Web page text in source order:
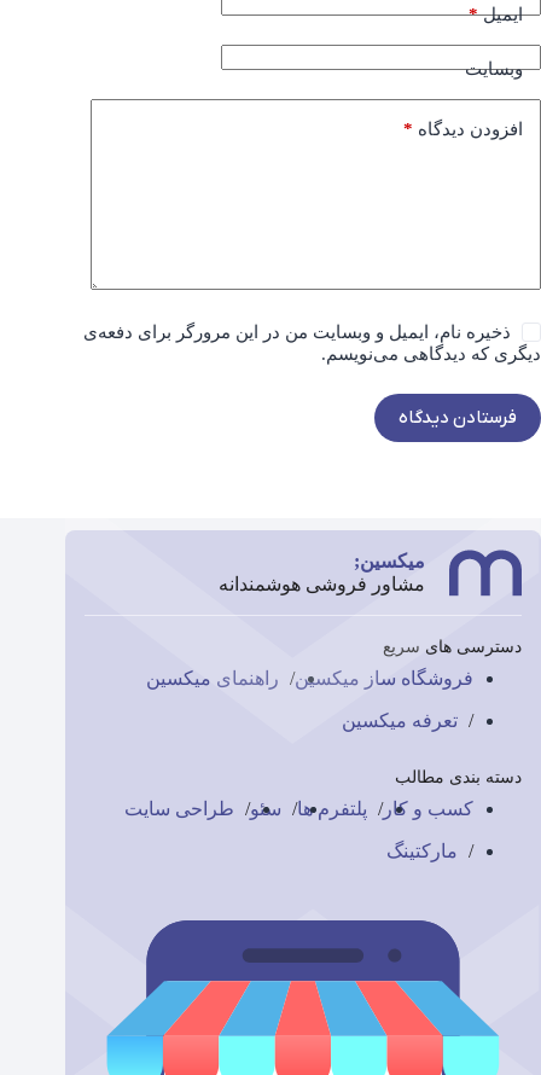
ایمیل*
وبسایت
افزودن دیدگاه *
ذخیره نام، ایمیل و وبسایت من در این مرورگر برای دفعه‌ی
دیگری که دیدگاهی می‌نویسم.
فرستادن دیدگاه
میکسین;
مشاور فروشی هوشمندانه
دسترسی های سریع
فروشگاه ساز میکسین راهنمای میکسین
تعرفه میکسین
دسته بندی مطالب
کسب و کار پلتفرم ها سئو طراحی سایت
مارکتینگ